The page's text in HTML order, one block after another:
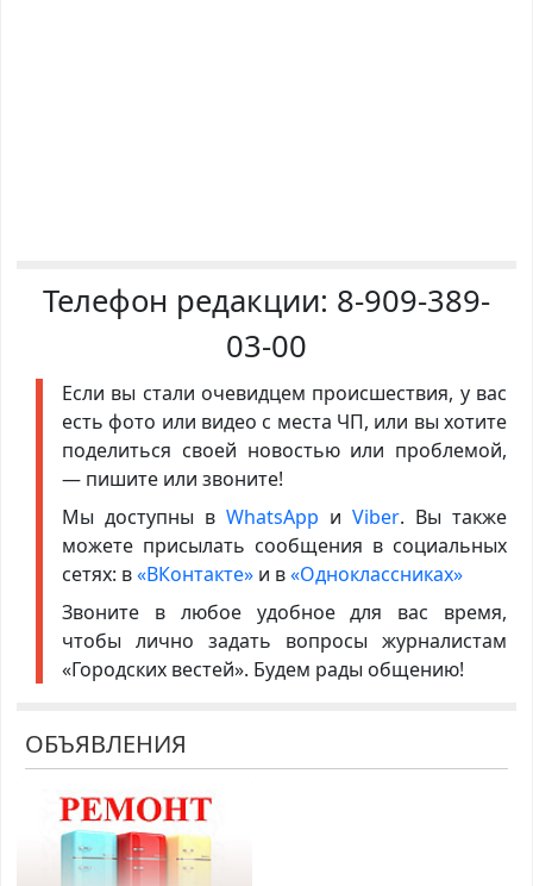
Телефон редакции: 8-909-389-
03-00
Если вы стали очевидцем происшествия, у вас
есть фото или видео с места ЧП, или вы хотите
поделиться своей новостью или проблемой,
— пишите или звоните!
Мы доступны в WhatsApp иViber. Вы также
можете присылать сообщения в социальных
сетях: в«ВКонтакте»и в«Одноклассниках»
Звоните в любое удобное для вас время,
чтобы лично задать вопросы журналистам
«Городских вестей». Будем рады общению!
ОБЪЯВЛЕНИЯ